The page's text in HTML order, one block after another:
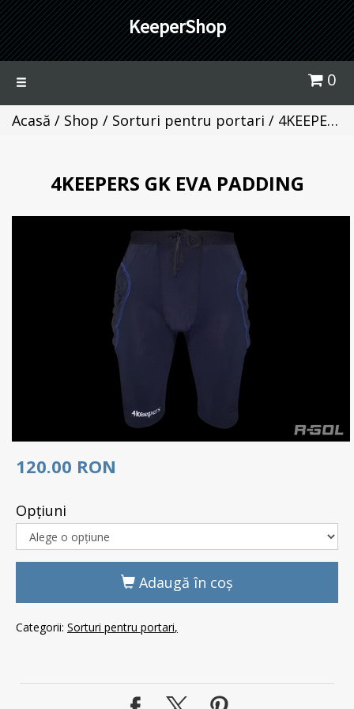
KeeperShop
Toggle
0
Acasă / Shop / Sorturi pentru portari / 4KEEPERS GK EVA PADDING
4KEEPERS GK EVA PADDING
120.00 RON
Opţiuni
Adaugă în coş
Categorii: Sorturi pentru portari